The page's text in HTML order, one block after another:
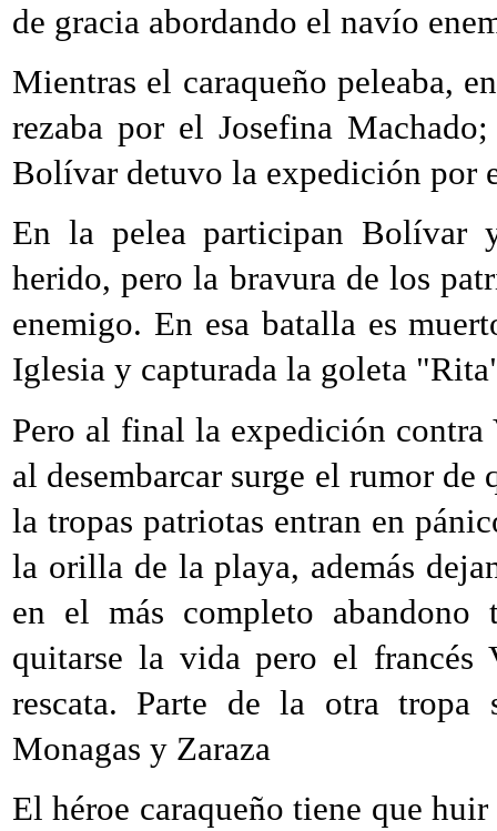
de gracia abordando el navío
Mientras el caraqueño peleaba,
rezaba por el Josefina
Bolívar detuvo la expedición por
En la pelea participan Bolívar
herido, pero la bravura de los
enemigo. En esa batalla es
Iglesia y capturada la goleta
Pero al final la expedición contra
al desembarcar surge el rumor de
la tropas patriotas entran en
la orilla de la playa, además
en el más completo abandono
quitarse la vida pero el francés
rescata. Parte de la otra
Monagas y Zaraza
El héroe caraqueño tiene que